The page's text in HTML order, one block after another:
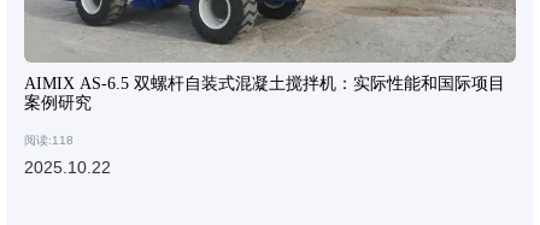
AIMIX AS-6.5 双螺杆自装式混凝土搅拌机：实际性能和国际项目
案例研究
阅读:118
2025.10.22